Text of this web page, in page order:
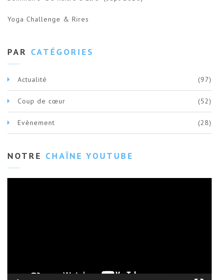
Yoga Challenge & Rires
PAR CATÉGORIES
Actualité (97)
Coup de cœur (52)
Evènement (28)
NOTRE CHAÎNE YOUTUBE